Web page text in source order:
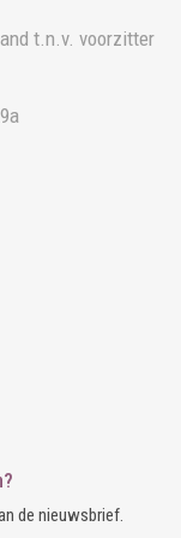
t.n.v. voorzitter
de nieuwsbrief.